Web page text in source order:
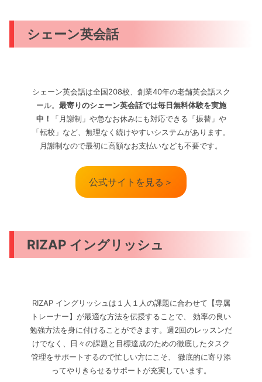
シェーン英会話
シェーン英会話は全国208校、創業40年の老舗英会話スク
ール。 最寄りのシェーン英会話では毎日無料体験を実施
中！
「月謝制」や急なお休みにも対応できる「振替」や
「転校」など、無理なく続けやすいシステムがあります。
月謝制なので最初に高額なお支払いなども不要です。
公式サイトを見る＞
RIZAP イングリッシュ
RIZAP イングリッシュは１人１人の課題に合わせて【専属
トレーナー】が最適な方法を伝授することで、 効率の良い
勉強方法を身に付けることができます。週2回のレッスンだ
けでなく、日々の課題と目標達成のための徹底したタスク
管理をサポートするので忙しい方にこそ、 徹底的に寄り添
ってやりきらせるサポートが充実しています。